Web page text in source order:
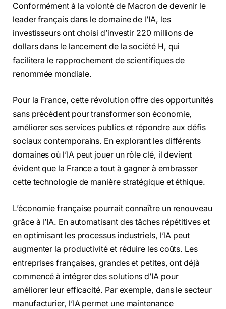
Conformément à la volonté de Macron de devenir le
leader français dans le domaine de l’IA, les
investisseurs ont choisi d’investir 220 millions de
dollars dans le lancement de la société H, qui
facilitera le rapprochement de scientifiques de
renommée mondiale.
Pour la France, cette révolution offre des opportunités
sans précédent pour transformer son économie,
améliorer ses services publics et répondre aux défis
sociaux contemporains. En explorant les différents
domaines où l’IA peut jouer un rôle clé, il devient
évident que la France a tout à gagner à embrasser
cette technologie de manière stratégique et éthique.
L’économie française pourrait connaître un renouveau
grâce à l’IA. En automatisant des tâches répétitives et
en optimisant les processus industriels, l’IA peut
augmenter la productivité et réduire les coûts. Les
entreprises françaises, grandes et petites, ont déjà
commencé à intégrer des solutions d’IA pour
améliorer leur efficacité. Par exemple, dans le secteur
manufacturier, l’IA permet une maintenance